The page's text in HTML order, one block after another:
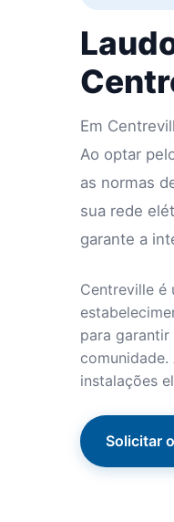
Em
Ao optar
as normas
sua rede
garante a
Centreville é
para garantir
instalações
Solicitar